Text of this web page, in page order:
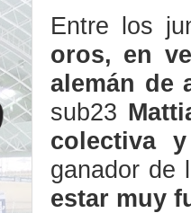
Entre los
oros, en
alemán de
sub23
colectiva
ganador de
estar muy